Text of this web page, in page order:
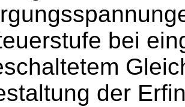
bei
der